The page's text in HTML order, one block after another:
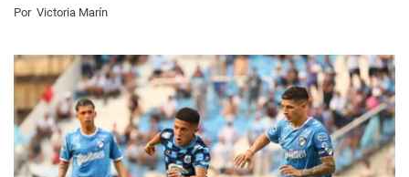
Por Victoria Marín